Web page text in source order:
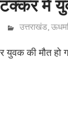
में
उत्तराखंड,
युवक की मौत